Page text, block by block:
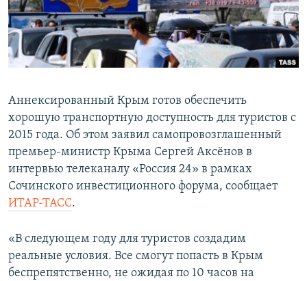
ПОБЕДИТЕЛЕЙ НЕ СУДЯТ?
КРЫМ.НЕПОКОРЕННЫЙ
ELIFBE
ПРИСОЕДИНЯЙТЕСЬ!
Все сайты RFE/RL
Аннексированный Крым готов обеспечить
хорошую транспортную доступность для туристов с
2015 года. Об этом заявил самопровозглашенный
премьер-министр Крыма Сергей Аксёнов в
интервью телеканалу «Россия 24» в рамках
Сочинского инвестиционного форума, сообщает
ИТАР-ТАСС.
«В следующем году для туристов создадим
реальные условия. Все смогут попасть в Крым
беспрепятственно, не ожидая по 10 часов на